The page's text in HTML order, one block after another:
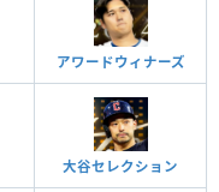
アワードウィナーズ
大谷セレクション